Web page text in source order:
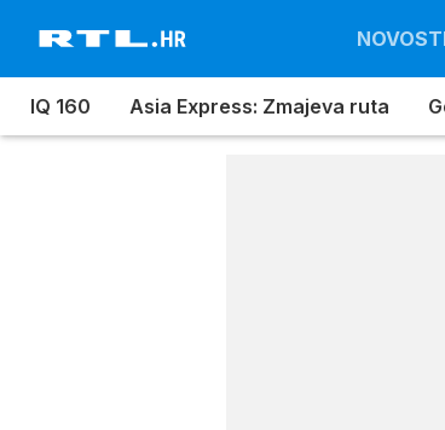
IQ 160 Asia Express: Zmajeva ruta